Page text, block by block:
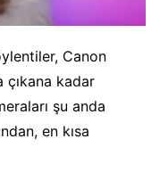
Canon
çıkana kadar
şu anda
en kısa